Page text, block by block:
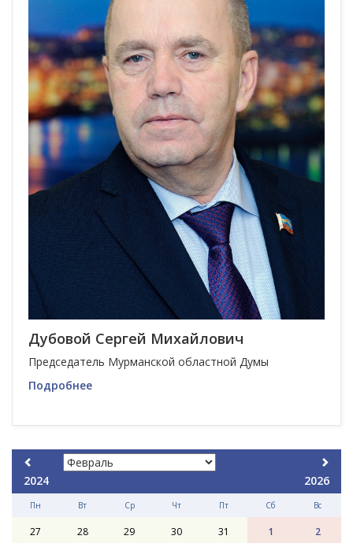
Дубовой Сергей Михайлович
Председатель Мурманской областной Думы
Подробнее
2024 2026
Пн Вт Ср Чт Пт Сб Вс
27 28 29 30 31 1 2